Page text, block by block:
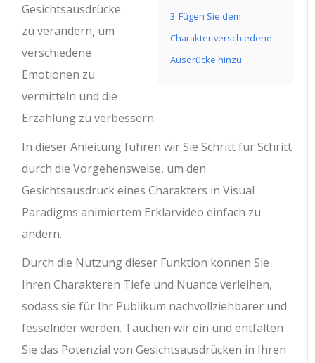
3 Fügen Sie dem
Charakter verschiedene
Ausdrücke hinzu
Gesichtsausdrücke
zu verändern, um
verschiedene
Emotionen zu
vermitteln und die
Erzählung zu verbessern.
In dieser Anleitung führen wir Sie Schritt für Schritt
durch die Vorgehensweise, um den
Gesichtsausdruck eines Charakters in Visual
Paradigms animiertem Erklärvideo einfach zu
ändern.
Durch die Nutzung dieser Funktion können Sie
Ihren Charakteren Tiefe und Nuance verleihen,
sodass sie für Ihr Publikum nachvollziehbarer und
fesselnder werden. Tauchen wir ein und entfalten
Sie das Potenzial von Gesichtsausdrücken in Ihren